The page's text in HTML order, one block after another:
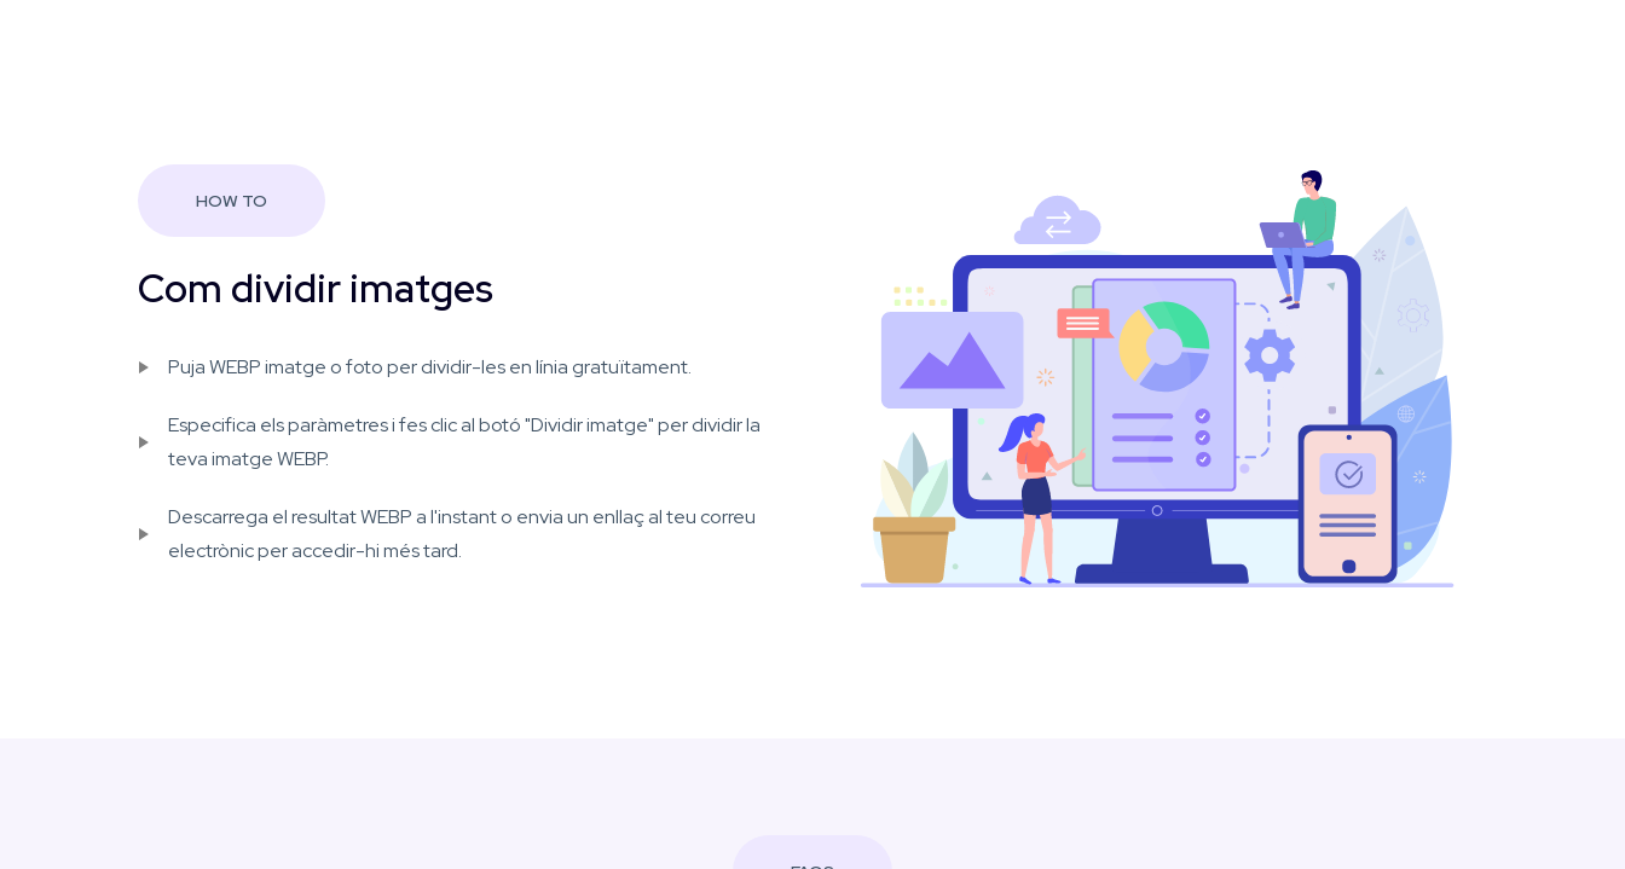
HOW TO
Com dividir imatges
Puja WEBP imatge o foto per dividir-les en línia gratuïtament.
Especifica els paràmetres i fes clic al botó "Dividir imatge" per dividir la
teva imatge WEBP.
Descarrega el resultat WEBP a l'instant o envia un enllaç al teu correu
electrònic per accedir-hi més tard.